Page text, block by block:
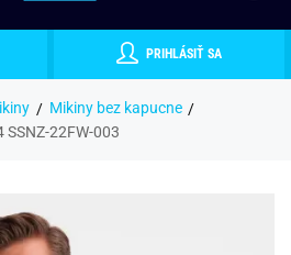
PRIHLÁSIŤ SA
Mikiny bez kapucne
22FW-003